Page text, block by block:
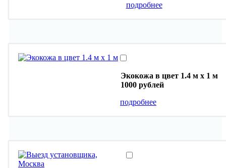
подробнее
Экокожа в цвет 1.4 м х 1 м
1000 рублей
подробнее